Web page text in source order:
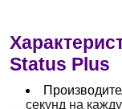
Status Plus
секунд на